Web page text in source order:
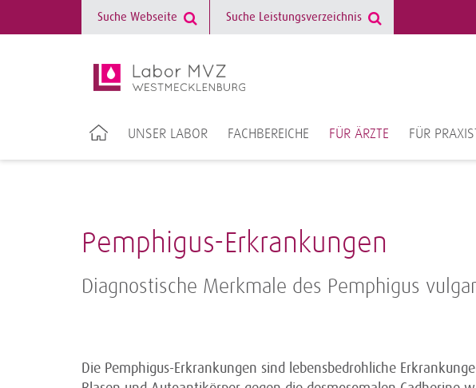
UNSER LABOR FACHBEREICHE FÜR ÄRZTE FÜR
Pemphigus-Erkrankungen
Diagnostische Merkmale des Pemphigus
Die Pemphigus-Erkrankungen sind lebensbedrohliche